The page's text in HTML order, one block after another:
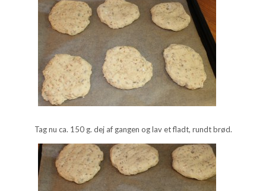
Tag nu ca. 150 g. dej af gangen og lav et fladt, rundt brød.